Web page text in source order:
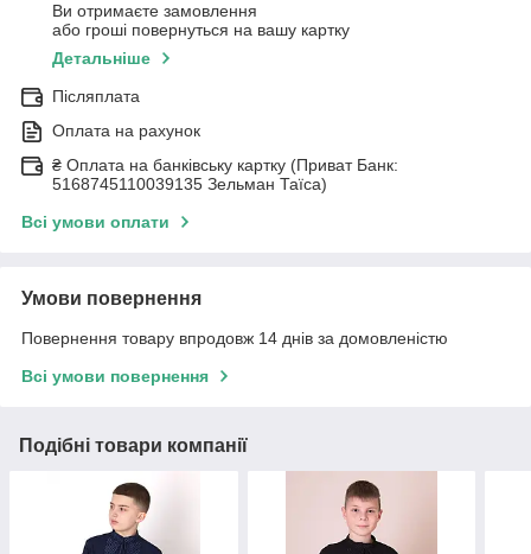
Ви отримаєте замовлення
або гроші повернуться на вашу картку
Детальніше
Післяплата
Оплата на рахунок
₴ Оплата на банківську картку (Приват Банк:
5168745110039135 Зельман Таїса)
Всі умови оплати
Умови повернення
Повернення товару впродовж 14 днів за домовленістю
Всі умови повернення
Подібні товари компанії